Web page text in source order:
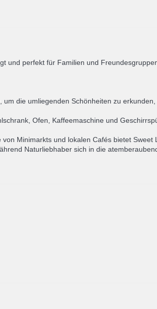
und perfekt für Familien und
die umliegenden Schönheiten zu
Ofen, Kaffeemaschine und
Minimarkts und lokalen Cafés bietet
Naturliebhaber sich in die